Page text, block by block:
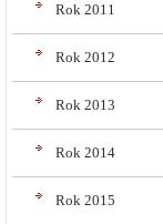
Rok 2011
Rok 2012
Rok 2013
Rok 2014
Rok 2015